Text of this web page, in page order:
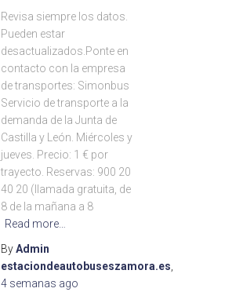
Revisa siempre los datos.
Pueden estar
desactualizados.Ponte en
contacto con la empresa
de transportes: Simonbus
Servicio de transporte a la
demanda de la Junta de
Castilla y León. Miércoles y
jueves. Precio: 1 € por
trayecto. Reservas: 900 20
40 20 (llamada gratuita, de
8 de la mañana a 8
Read more…
ByAdmin
estaciondeautobuseszamora.es
4 semanas ago